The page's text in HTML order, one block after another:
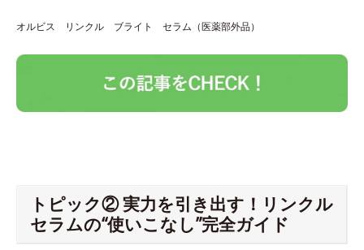
オルビス リンクル ブライト セラム（医薬部外品）
トピック② 実力を引き出す！リンクル
セラムの“使いこなし”完全ガイド